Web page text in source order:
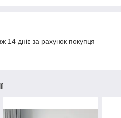
14 днів за рахунок покупця